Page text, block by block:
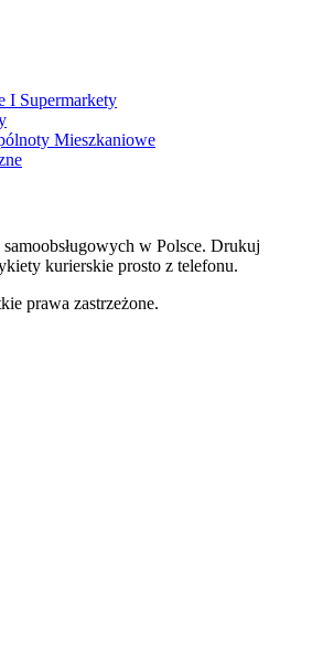
I Supermarkety
Mieszkaniowe
w Polsce. Drukuj
kurierskie prosto z telefonu.
prawa zastrzeżone.